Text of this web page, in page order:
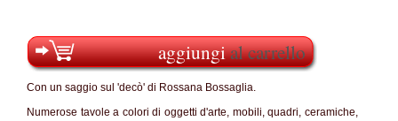
aggiungial carrello
Con un saggio sul 'decò' di Rossana Bossaglia.
Numerose tavole a colori di oggetti d'arte, mobili, quadri, ceramiche,